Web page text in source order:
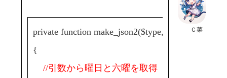
Ｃ菜
private function make_json2($type, $num4, $ymd)
{
//引数から曜日と六曜を取得